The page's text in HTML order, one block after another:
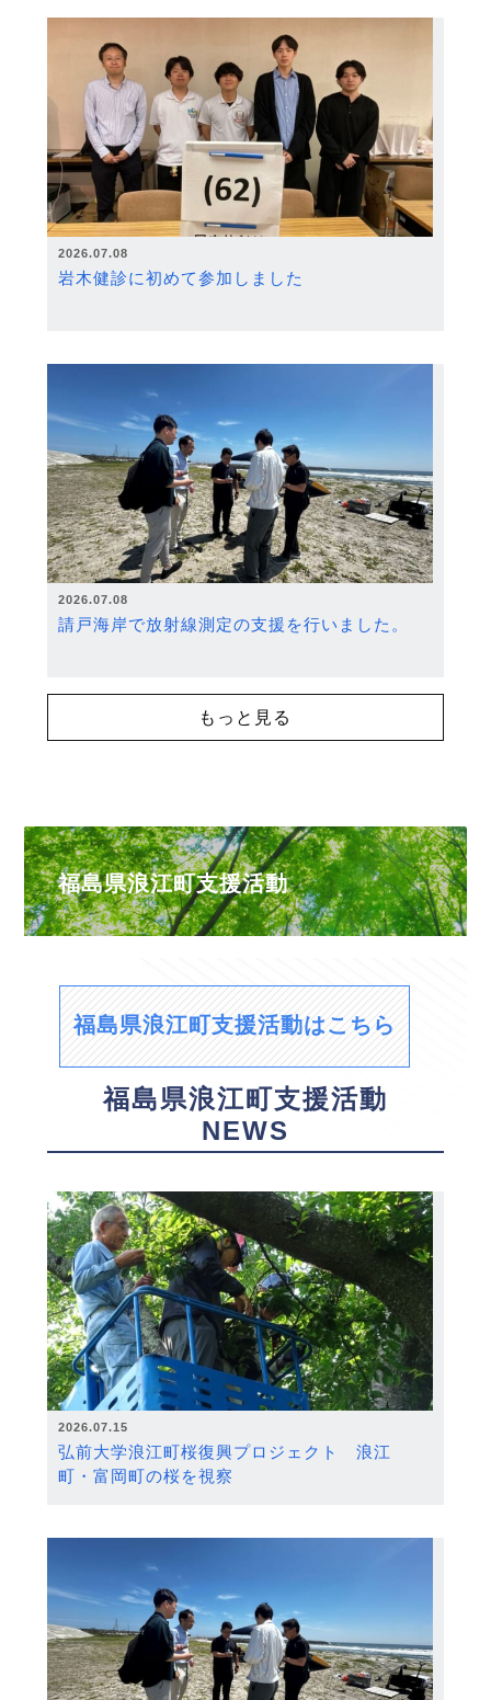
2026.07.08
岩木健診に初めて参加しました
2026.07.08
請戸海岸で放射線測定の支援を行いました。
もっと見る
福島県浪江町支援活動
福島県浪江町支援活動はこちら
福島県浪江町支援活動
NEWS
2026.07.15
弘前大学浪江町桜復興プロジェクト 浪江
町・富岡町の桜を視察